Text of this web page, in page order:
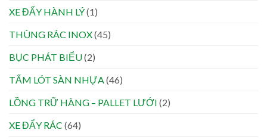
XE ĐẨY HÀNH LÝ(1)
THÙNG RÁC INOX(45)
BỤC PHÁT BIỂU(2)
TẤM LÓT SÀN NHỰA(46)
LỒNG TRỮ HÀNG – PALLET LƯỚI (2)
XE ĐẨY RÁC (64)